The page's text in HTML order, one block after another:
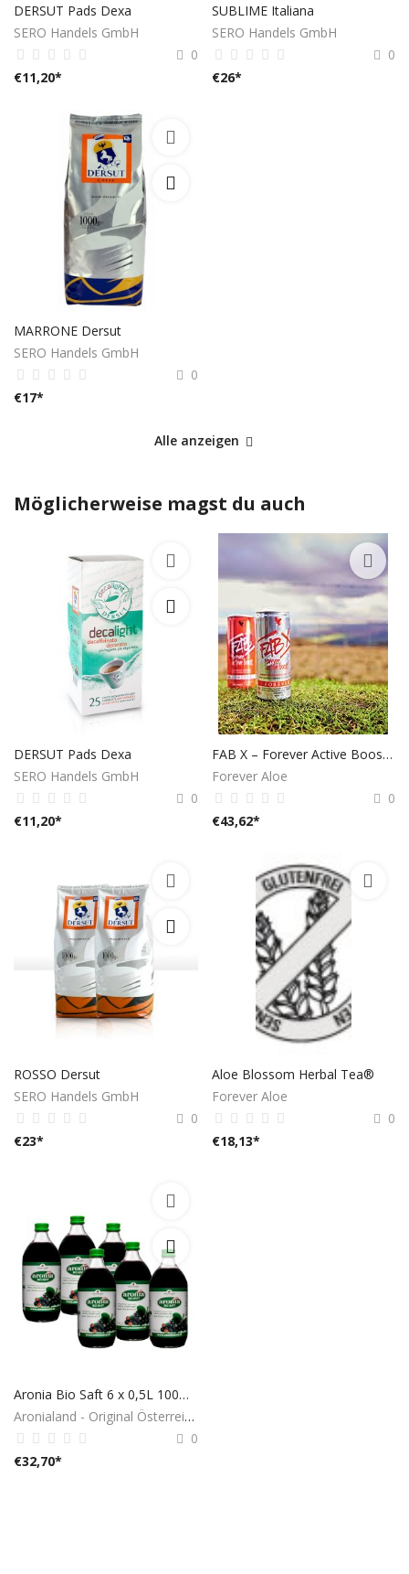
DERSUT Pads Dexa
SERO Handels GmbH
0
€11,20*
SUBLIME Italiana
SERO Handels GmbH
0
€26*
MARRONE Dersut
SERO Handels GmbH
0
€17*
Alle anzeigen
Möglicherweise magst du auch
DERSUT Pads Dexa
SERO Handels GmbH
0
€11,20*
FAB X – Forever Active Boost™
Forever Aloe
0
€43,62*
ROSSO Dersut
SERO Handels GmbH
0
€23*
Aloe Blossom Herbal Tea®
Forever Aloe
0
€18,13*
Aronia Bio Saft 6 x 0,5L 100% aus Österreich
Aronialand - Original Österreich
0
€32,70*